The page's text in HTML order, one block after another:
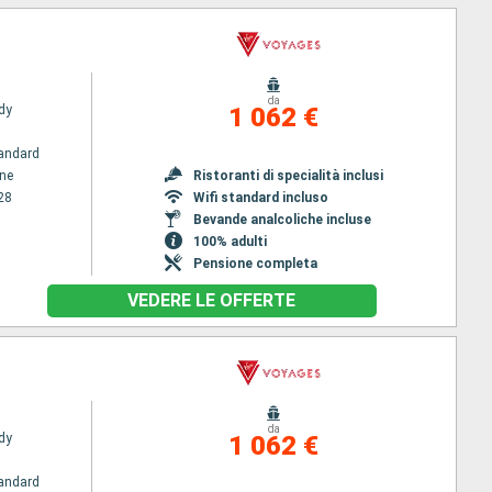
da
1 062 €
Ristoranti di specialità inclusi
Wifi standard incluso
Bevande analcoliche incluse
100% adulti
Pensione completa
VEDERE LE OFFERTE
da
1 062 €